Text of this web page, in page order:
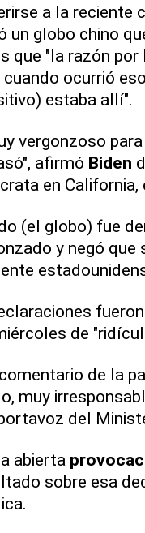
a la reciente
un globo chino
que "la razón
ocurrió
estaba allí".
vergonzoso
afirmó Biden
en
(el globo) fue
y negó que
de
de la
muy
del
abierta
sobre esa